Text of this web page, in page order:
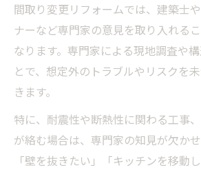
間取り変更リフォームでは、建築士
ナーなど専門家の意見を取り入れる
なります。専門家による現地調査や
とで、想定外のトラブルやリスクを
きます。
特に、耐震性や断熱性に関わる工事
が絡む場合は、専門家の知見が欠か
「壁を抜きたい」「キッチンを移動